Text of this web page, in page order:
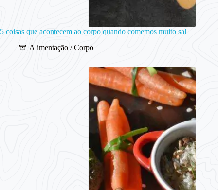
5 coisas que acontecem ao corpo quando comemos muito sal
Alimentação /Corpo